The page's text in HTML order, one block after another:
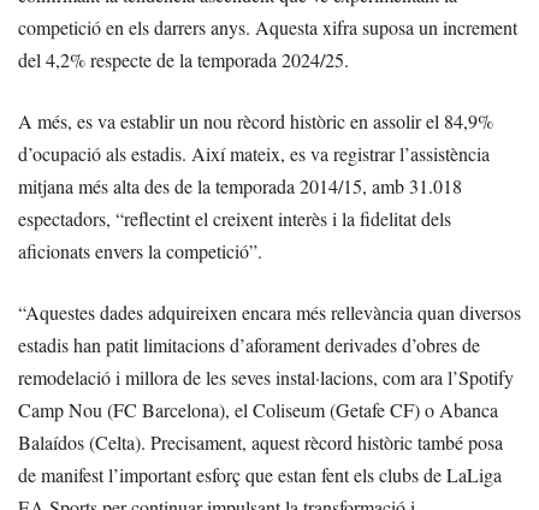
competició en els darrers anys. Aquesta xifra suposa un increment
del 4,2% respecte de la temporada 2024/25.
A més, es va establir un nou rècord històric en assolir el 84,9%
d’ocupació als estadis. Així mateix, es va registrar l’assistència
mitjana més alta des de la temporada 2014/15, amb 31.018
espectadors, “reflectint el creixent interès i la fidelitat dels
aficionats envers la competició”.
“Aquestes dades adquireixen encara més rellevància quan diversos
estadis han patit limitacions d’aforament derivades d’obres de
remodelació i millora de les seves instal·lacions, com ara l’Spotify
Camp Nou (FC Barcelona), el Coliseum (Getafe CF) o Abanca
Balaídos (Celta). Precisament, aquest rècord històric també posa
de manifest l’important esforç que estan fent els clubs de LaLiga